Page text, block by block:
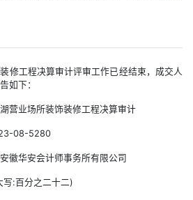
修工程决算审计评审工作已经结束，成交人
如下：
营业场所装饰装修工程决算审计
08-5280
徽华安会计师事务所有限公司
写:百分之二十二)